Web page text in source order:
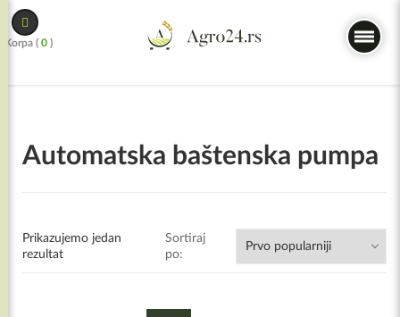
Skip
to
content
Korpa ( 0 )
Automatska baštenska pumpa
Prikazujemo jedan
rezultat
Sortiraj
po: